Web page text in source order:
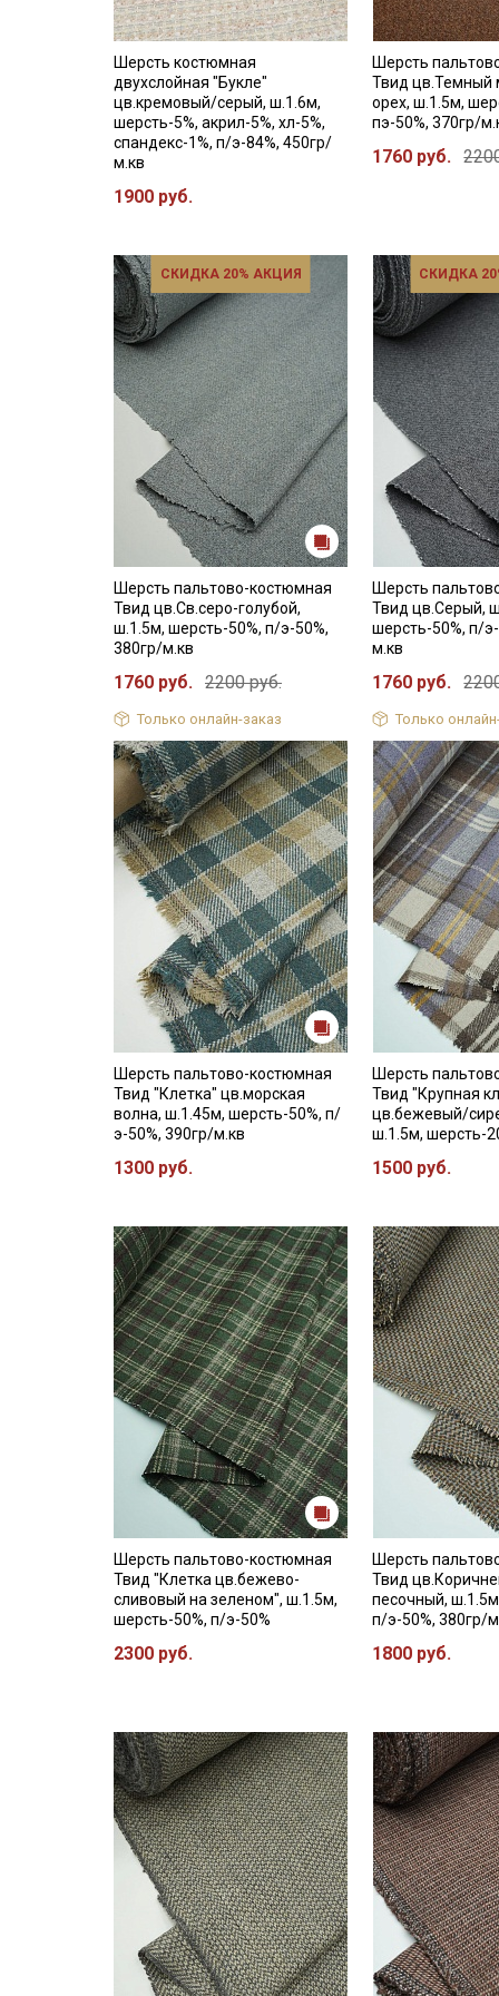
Шерсть костюмная
двухслойная "Букле"
цв.кремовый/серый, ш.1.6м,
шерсть-5%, акрил-5%, хл-5%,
спандекс-1%, п/э-84%, 450гр/
м.кв
1900 руб.
Шерсть
Твид цв.Темный
орех, ш.1.5м,
пэ-50%, 370гр/
1760 руб.
СКИДКА 20% АКЦИЯ
Шерсть пальтово-костюмная
Твид цв.Св.серо-голубой,
ш.1.5м, шерсть-50%, п/э-50%,
380гр/м.кв
1760 руб. 2200 руб.
Только онлайн-заказ
СКИДКА
Шерсть
Твид цв.Серый,
шерсть-50%, п/
м.кв
1760 руб.
Только
Шерсть пальтово-костюмная
Твид "Клетка" цв.морская
волна, ш.1.45м, шерсть-50%, п/
э-50%, 390гр/м.кв
1300 руб.
Шерсть
Твид "Крупная
цв.бежевый/
ш.1.5м, шерсть-
1500 руб.
Шерсть пальтово-костюмная
Твид "Клетка цв.бежево-
сливовый на зеленом", ш.1.5м,
шерсть-50%, п/э-50%
2300 руб.
Шерсть
Твид
песочный,
п/э-50%, 380гр/
1800 руб.